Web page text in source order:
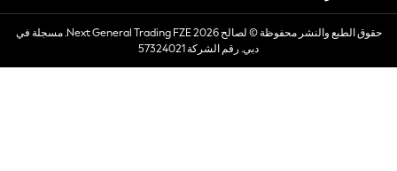
Dresses
Occasionwear
Sets & Outfits
حقوق الطبع والنشر محفوظة © لصالح 2026 Next General Trading FZE. مسجلة في
دبي. رقم الشركة 57324021